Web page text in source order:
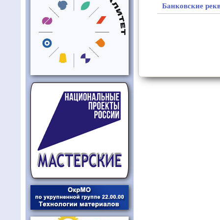
Банковские